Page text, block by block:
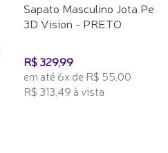
Sapato Masculino Jota Pe
3D Vision - PRETO
R$ 329,99
em até 6x de R$ 55,00
R$ 313,49 à vista